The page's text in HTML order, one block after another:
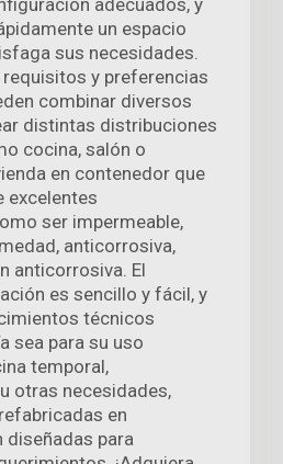
un espacio
sus necesidades.
y preferencias
combinar diversos
distintas distribuciones
cocina, salón o
en contenedor que
excelentes
ser impermeable,
anticorrosiva,
anticorrosiva. El
es sencillo y fácil, y
técnicos
sea para su uso
temporal,
otras necesidades,
en
para